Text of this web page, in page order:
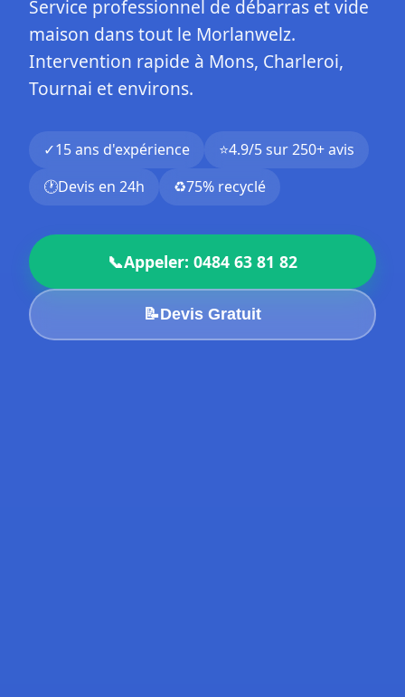
Service professionnel de débarras et vide
maison dans tout le Morlanwelz.
Intervention rapide à Mons, Charleroi,
Tournai et environs.
✓15 ans d'expérience ⭐4.9/5 sur 250+ avis
🕐Devis en 24h ♻️75% recyclé
📞Appeler: 0484 63 81 82
📝Devis Gratuit